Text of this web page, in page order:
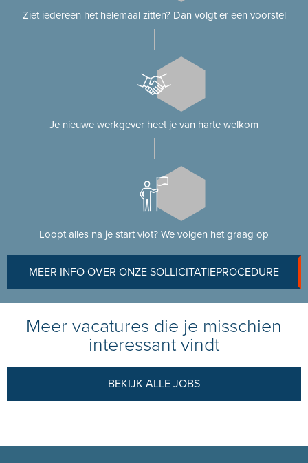
Ziet iedereen het helemaal zitten? Dan volgt er een voorstel
Je nieuwe werkgever heet je van harte welkom
Loopt alles na je start vlot? We volgen het graag op
MEER INFO OVER ONZE SOLLICITATIEPROCEDURE
Meer vacatures die je misschien
interessant vindt
BEKIJK ALLE JOBS